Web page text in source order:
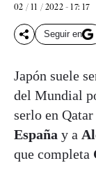
02 / 11 / 2022 - 17: 17
Seguir en
Japón suele
del Mundial
serlo en
España y a
que completa